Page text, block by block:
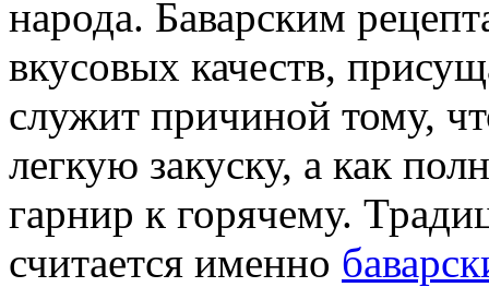
народа. Баварским
вкусовых качеств,
служит причиной тому,
легкую закуску, а как
гарнир к горячему.
считается именно